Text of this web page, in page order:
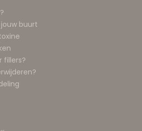
jouw buurt
fillers?